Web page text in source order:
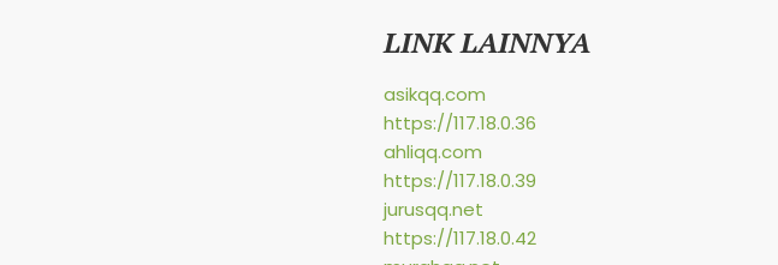
LINK LAINNYA
asikqq.com
https://117.18.0.36
ahliqq.com
https://117.18.0.39
jurusqq.net
https://117.18.0.42